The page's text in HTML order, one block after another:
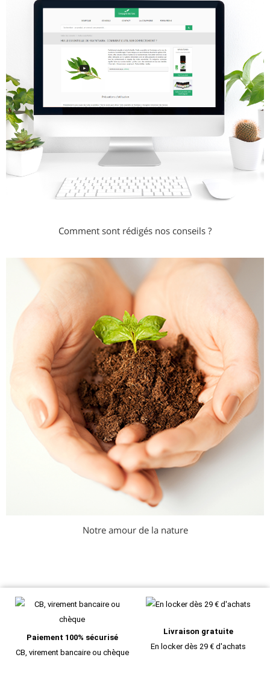
Comment sont rédigés nos conseils ?
Notre amour de la nature
Paiement 100% sécurisé
CB, virement bancaire ou chèque
Livraison gratuite
En locker dès 29 € d'achats